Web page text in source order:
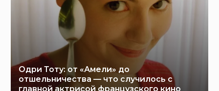
Одри Тоту: от «Амели» до
отшельничества — что случилось с
главной актрисой французского кино